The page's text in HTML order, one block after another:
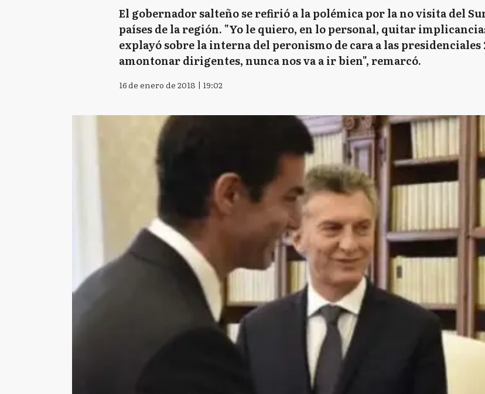
El gobernador salteño se refirió a la polémica por la no visita del
países de la región. "Yo le quiero, en lo personal, quitar
explayó sobre la interna del peronismo de cara a las presidenciales
amontonar dirigentes, nunca nos va a ir bien", remarcó.
16 de enero de 2018 | 19:02